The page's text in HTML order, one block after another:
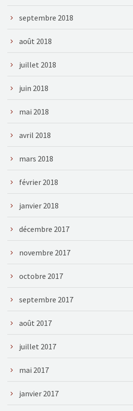
septembre 2018
août 2018
juillet 2018
juin 2018
mai 2018
avril 2018
mars 2018
février 2018
janvier 2018
décembre 2017
novembre 2017
octobre 2017
septembre 2017
août 2017
juillet 2017
mai 2017
janvier 2017